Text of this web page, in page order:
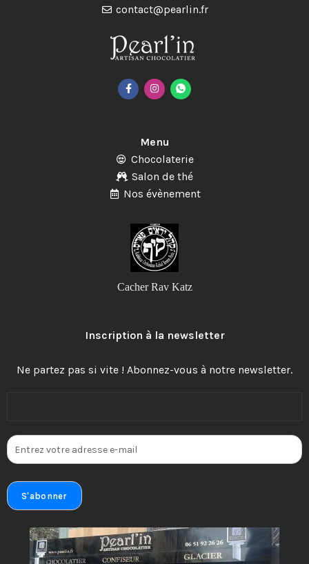
contact@pearlin.fr
Menu
Chocolaterie
Salon de thé
Nos évènement
Cacher Rav Katz
Inscription à la newsletter
Ne partez pas si vite ! Abonnez-vous à notre newsletter.